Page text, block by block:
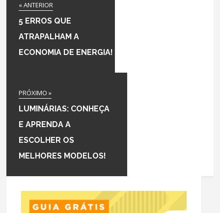
« ANTERIOR
5 ERROS QUE
ATRAPALHAM A
ECONOMIA DE ENERGIA!
PRÓXIMO »
LUMINÁRIAS: CONHEÇA
E APRENDA A
ESCOLHER OS
MELHORES MODELOS!